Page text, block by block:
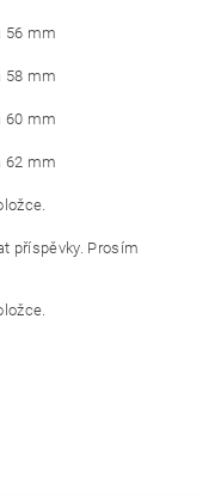
56 mm
58 mm
60 mm
62 mm
příspěvky. Prosím